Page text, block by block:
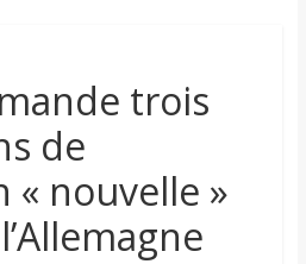
trois
de
« nouvelle »